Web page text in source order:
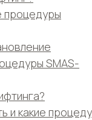
процедуры
SMAS-
и какие